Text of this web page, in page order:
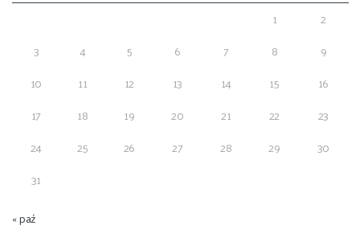
1
2
3
4 5 6 7 8
9
10
11 12 13 14 15
16
17
18 19 20 21 22
23
24
25 26 27 28 29
30
31
« paź